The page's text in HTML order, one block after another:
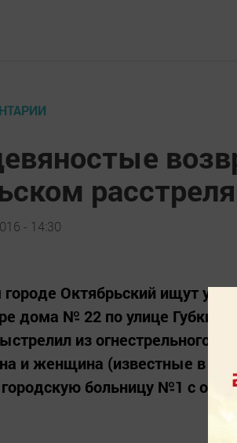
- 14:30
Октябрьский ищут
дома № 22 по улице
из огнестрельного
и женщина (известные в
больницу №1 с